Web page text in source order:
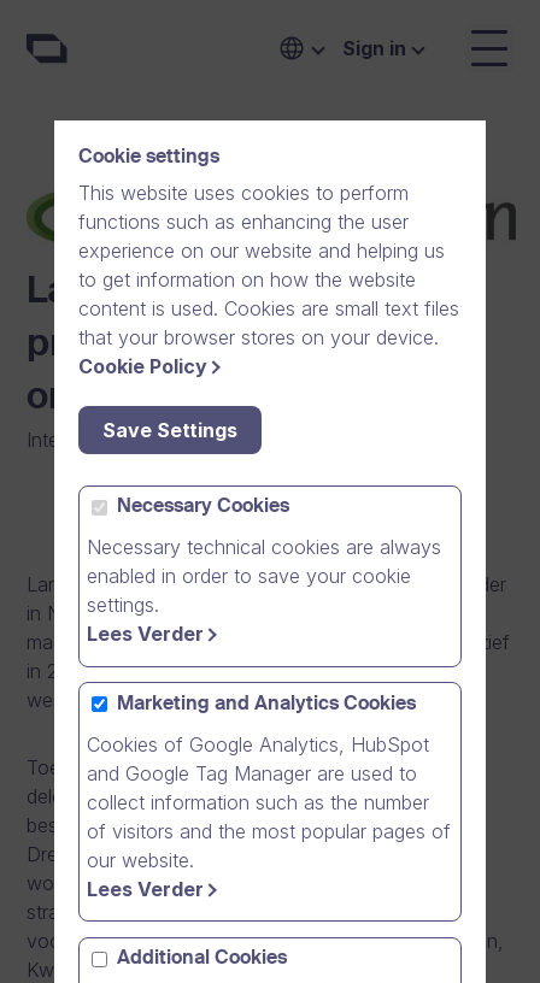
Sign in
Lantmännen deelt best
practices in 20 landen via
online video’s
Internal Communication
Lantmännen is een landbouwcoöperatie en marktleider
in Noord-Europa op het gebied van landbouw,
machines, bio-energie en levensmiddelen. Zij zijn actief
in 20 landen en hebben in totaal ongeveer 10.000
werknemers.
Toen Lantmännen tegen problemen aanliep bij het
delen van best practices in de gehele groep, werd
besloten met online video’s te gaan werken. Met
Dream Broker Studio kon de gehele organisatie
worden afgestemd op dezelfde doelstellingen en
strategie. Lantmännen maakt nu gebruik van video’s
voor verschillende afdelingen, zoals IT, HR, Financiën,
Kwaliteit, Verkoop en Operations. Zij zien vooral
Cookie settings
This website uses cookies to perform
functions such as enhancing the user
experience on our website and helping us
to get information on how the website
content is used. Cookies are small text files
that your browser stores on your device.
Cookie Policy
Save Settings
Necessary Cookies
Necessary technical cookies are always
enabled in order to save your cookie
settings.
Lees Verder
Marketing and Analytics Cookies
Cookies of Google Analytics, HubSpot
and Google Tag Manager are used to
collect information such as the number
of visitors and the most popular pages of
our website.
Lees Verder
Additional Cookies